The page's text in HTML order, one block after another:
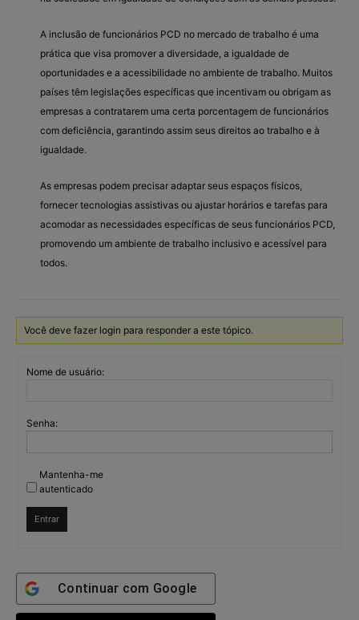
A inclusão de funcionários PCD no mercado de trabalho é uma
prática que visa promover a diversidade, a igualdade de
oportunidades e a acessibilidade no ambiente de trabalho. Muitos
países têm legislações específicas que incentivam ou obrigam as
empresas a contratarem uma certa porcentagem de funcionários
com deficiência, garantindo assim seus direitos ao trabalho e à
igualdade.
As empresas podem precisar adaptar seus espaços físicos,
fornecer tecnologias assistivas ou ajustar horários e tarefas para
acomodar as necessidades específicas de seus funcionários PCD,
promovendo um ambiente de trabalho inclusivo e acessível para
todos.
Você deve fazer login para responder a este tópico.
Nome de usuário:
Senha:
Mantenha-me
autenticado
Entrar
Continuar com Google